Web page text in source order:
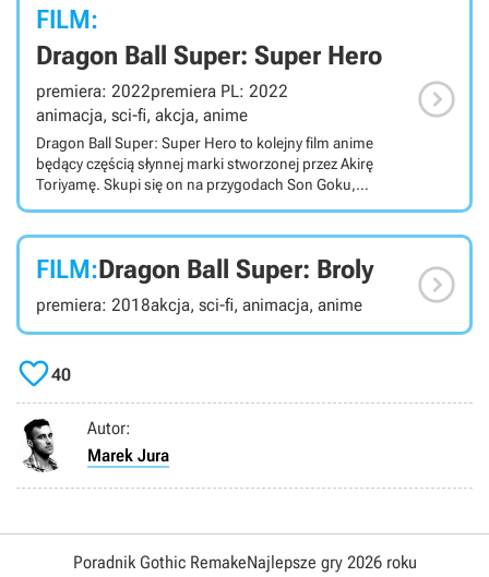
FILM:
Dragon Ball Super: Super Hero
premiera: 2022premiera PL: 2022
animacja, sci-fi, akcja, anime
Dragon Ball Super: Super Hero to kolejny film anime
będący częścią słynnej marki stworzonej przez Akirę
Toriyamę. Skupi się on na przygodach Son Goku,
potężnego wojownika z rasy Saiyan, oraz jego
słynnym uniwersum Dragon Ball. Jego scenarzystą jest
Akira Toriyama, czyli twórca całej marki. Jego akcja toczy
się po wydarzeniach znanych z Dragon Ball Super: Broly.
Historia opowiadana w produkcji skupia się na Son
towarzyszach. Tym razem muszą oni stawić czoła

FILM:Dragon Ball Super: Broly
premiera: 2018akcja, sci-fi, animacja, anime 
40
Autor:
Marek Jura
Poradnik Gothic RemakeNajlepsze gry 2026 roku